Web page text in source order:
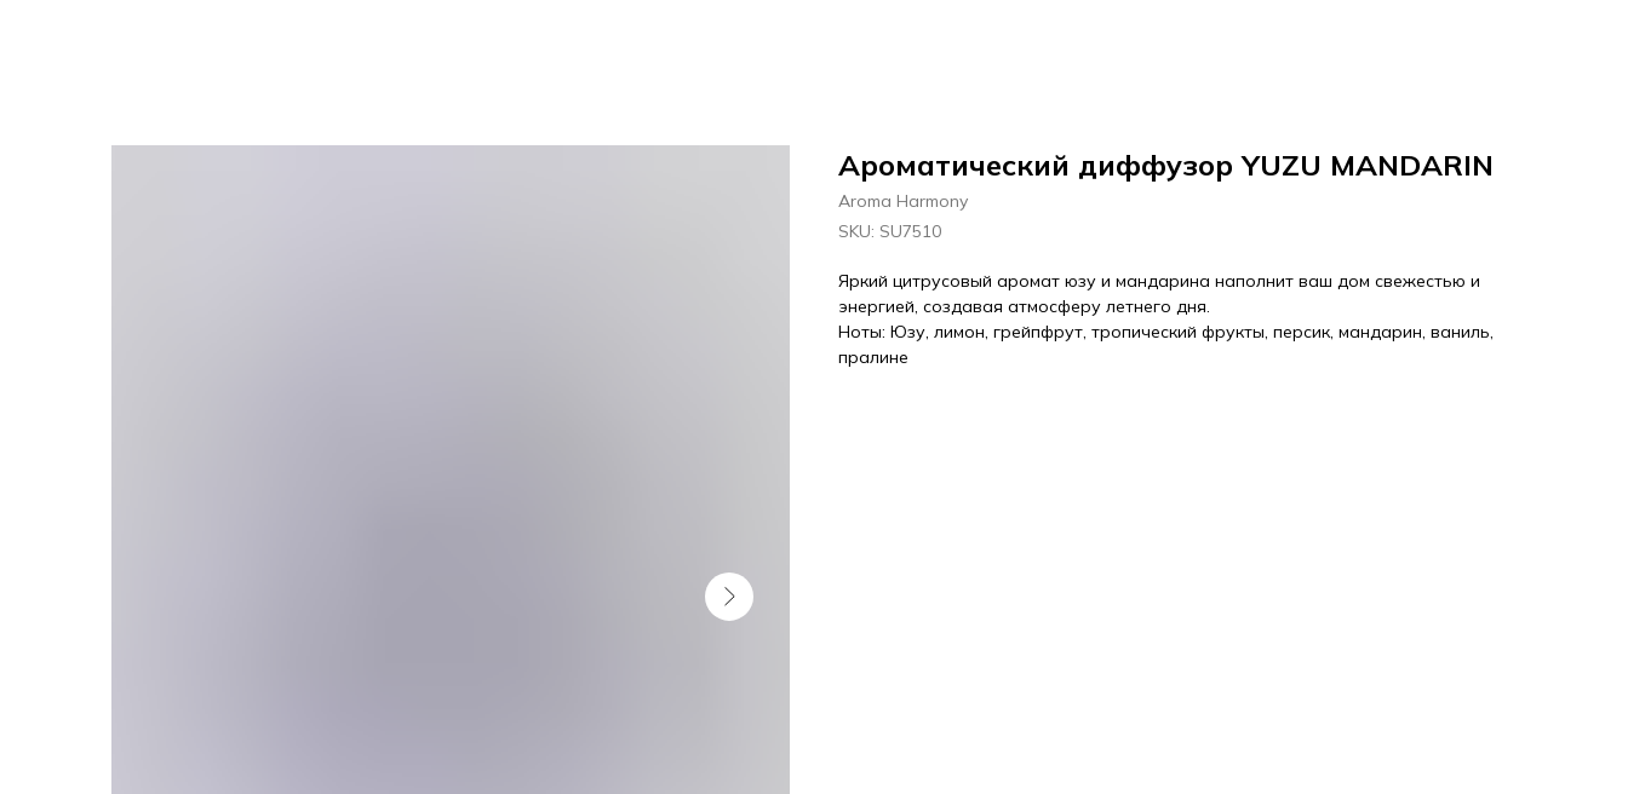
Ароматический диффузор YUZU MANDARIN
Aroma Harmony
SKU: SU7510
Яркий цитрусовый аромат юзу и мандарина наполнит ваш дом свежестью и
энергией, создавая атмосферу летнего дня.
Ноты: Юзу, лимон, грейпфрут, тропический фрукты, персик, мандарин, ваниль,
пралине